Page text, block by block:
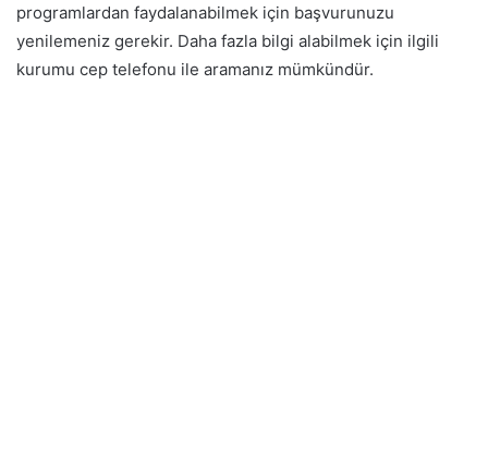
programlardan faydalanabilmek için başvurunuzu
yenilemeniz gerekir. Daha fazla bilgi alabilmek için ilgili
kurumu cep telefonu ile aramanız mümkündür.